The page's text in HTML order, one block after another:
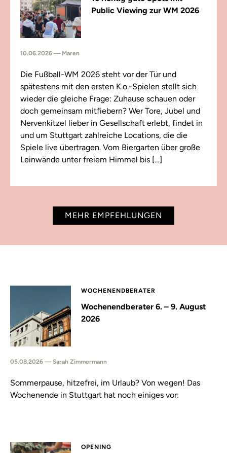
Public Viewing zur WM 2026
10.06.2026 — Maren
Die Fußball-WM 2026 steht vor der Tür und
spätestens mit den ersten K.o.-Spielen stellt sich
wieder die gleiche Frage: Zuhause schauen oder
doch gemeinsam mitfiebern? Wer Tore, Jubel und
Nervenkitzel lieber in Gesellschaft erlebt, findet in
und um Stuttgart zahlreiche Locations, die die
Spiele live übertragen. Vom Biergarten über große
Leinwände unter freiem Himmel bis […]
MEHR EMPFEHLUNGEN
WOCHENENDBERATER
Wochenendberater 6. – 9. August
2026
05.08.2026 — Sarah Zimmermann
Sommerpause, hitzefrei, im Urlaub? Von wegen! Das
Wochenende in Stuttgart hat noch einiges vor:
OPENING